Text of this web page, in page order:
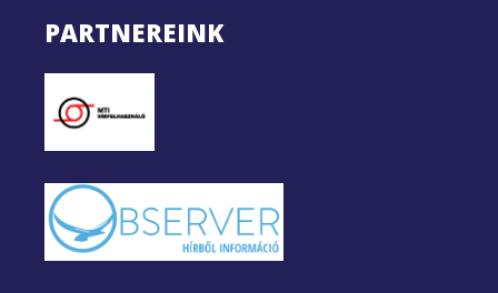
PARTNEREINK